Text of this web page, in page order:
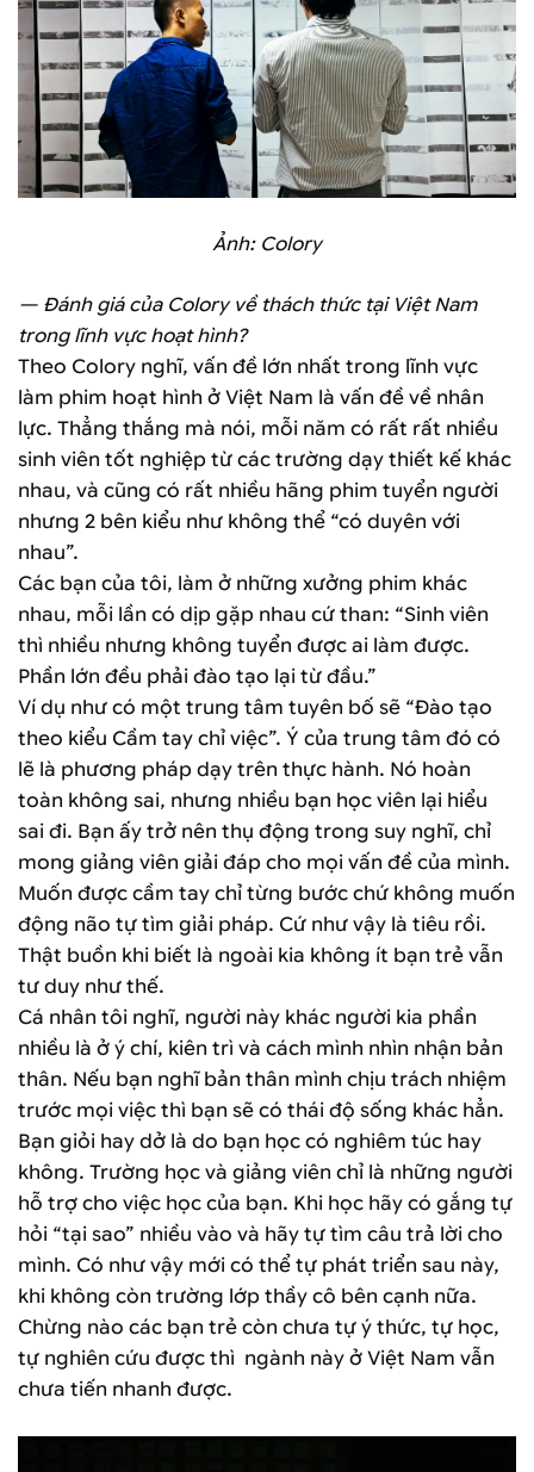
Ảnh: Colory
— Đánh giá của Colory về thách thức tại Việt Nam
trong lĩnh vực hoạt hình?
Theo Colory nghĩ, vấn đề lớn nhất trong lĩnh vực
làm phim hoạt hình ở Việt Nam là vấn đề về nhân
lực. Thẳng thắng mà nói, mỗi năm có rất rất nhiều
sinh viên tốt nghiệp từ các trường dạy thiết kế khác
nhau, và cũng có rất nhiều hãng phim tuyển người
nhưng 2 bên kiểu như không thể “có duyên với
nhau”.
Các bạn của tôi, làm ở những xưởng phim khác
nhau, mỗi lần có dịp gặp nhau cứ than: “Sinh viên
thì nhiều nhưng không tuyển được ai làm được.
Phần lớn đều phải đào tạo lại từ đầu.”
Ví dụ như có một trung tâm tuyên bố sẽ “Đào tạo
theo kiểu Cầm tay chỉ việc”. Ý của trung tâm đó có
lẽ là phương pháp dạy trên thực hành. Nó hoàn
toàn không sai, nhưng nhiều bạn học viên lại hiểu
sai đi. Bạn ấy trở nên thụ động trong suy nghĩ, chỉ
mong giảng viên giải đáp cho mọi vấn đề của mình.
Muốn được cầm tay chỉ từng bước chứ không muốn
động não tự tìm giải pháp. Cứ như vậy là tiêu rồi.
Thật buồn khi biết là ngoài kia không ít bạn trẻ vẫn
tư duy như thế.
Cá nhân tôi nghĩ, người này khác người kia phần
nhiều là ở ý chí, kiên trì và cách mình nhìn nhận bản
thân. Nếu bạn nghĩ bản thân mình chịu trách nhiệm
trước mọi việc thì bạn sẽ có thái độ sống khác hẳn.
Bạn giỏi hay dở là do bạn học có nghiêm túc hay
không. Trường học và giảng viên chỉ là những người
hỗ trợ cho việc học của bạn. Khi học hãy có gắng tự
hỏi “tại sao” nhiều vào và hãy tự tìm câu trả lời cho
mình. Có như vậy mới có thể tự phát triển sau này,
khi không còn trường lớp thầy cô bên cạnh nữa.
Chừng nào các bạn trẻ còn chưa tự ý thức, tự học,
tự nghiên cứu được thì ngành này ở Việt Nam vẫn
chưa tiến nhanh được.